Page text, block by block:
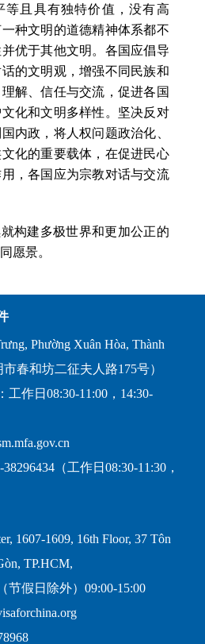
等且具有独特价值，没有高
种文明的道德精神体系都不
优于其他文明。各国应倡导
的文明观，增强不同民族和
解、信任与交流，促进各国
化和文明多样性。坚决反对
内政，将人权问题政治化、
化的重要载体，在促进民心
，各国应为宗教对话与交流
构建多极世界和更加公正的
愿景。
Phường Xuân Hòa, Thành
春和坊二征夫人路175号）
作日08:30-11:00，14:30-
（工作日08:30-11:30，
1607-1609, 16th Floor, 37 Tôn
TP.HCM,
节假日除外）09:00-15:00